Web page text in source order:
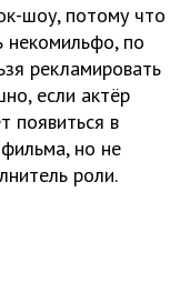
шоу, потому что
некомильфо, по
рекламировать
если актёр
появиться в
но не
роли.